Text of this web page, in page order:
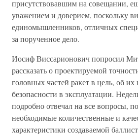
присутствовавшим на совещании,
уважением и доверием, поскольку
единомышленников, отличных
за порученное дело.
Иосиф Виссарионович попросил
рассказать о проектируемой
головных частей ракет в цель, об
безопасности в эксплуатации.
подробно отвечал на все вопросы,
необходимые количественные и
характеристики создаваемой